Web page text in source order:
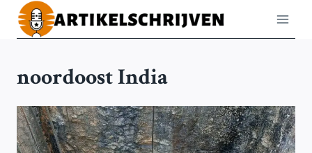
Doorgaan
naar
noordoost India